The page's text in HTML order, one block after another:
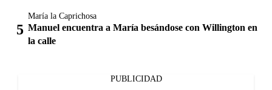
María la Caprichosa
Manuel encuentra a María besándose con Willington en
la calle
PUBLICIDAD